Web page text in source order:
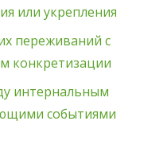
или укрепления
переживаний с
конкретизации
интернальным
событиями